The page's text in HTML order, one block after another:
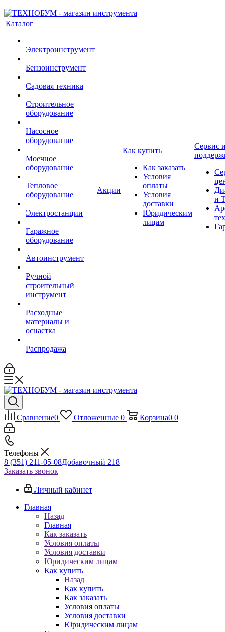
Каталог
Электроинструмент
Бензоинструмент
Садовая техника
Строительное
оборудование
Насосное
оборудование
Моечное
оборудование
Тепловое
оборудование
Электростанции
Гаражное
оборудование
Автоинструмент
Ручной
строительный
инструмент
Расходные
материалы и
оснастка
Распродажа
Акции
Как купить
Как заказать
Условия
оплаты
Условия
доставки
Юридическим
лицам
Сервис
и
Сравнение0 Отложенные 0 Корзина0 0
Телефоны
8 (351) 211-05-08Добавочный 218
Заказать звонок
Личный кабинет
Главная
Назад
Главная
Как заказать
Условия оплаты
Условия доставки
Юридическим лицам
Как купить
Назад
Как купить
Как заказать
Условия оплаты
Условия доставки
Юридическим лицам